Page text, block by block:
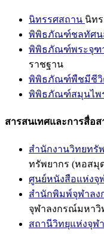
นิทรรศสถาน นิท
พิพิธภัณฑ์ชลทัศน
พิพิธภัณฑ์พระจุฑ
ราชฐาน
พิพิธภัณฑ์พืชมีชีวิ
พิพิธภัณฑ์สมุนไพ
สารสนเทศและการสื่อส
สำนักงานวิทยทรั
ทรัพยากร (หอสมุ
ศูนย์หนังสือแห่งจุ
สำนักพิมพ์จุฬาล
จุฬาลงกรณ์มหาวิ
สถานีวิทยุแห่งจุฬ